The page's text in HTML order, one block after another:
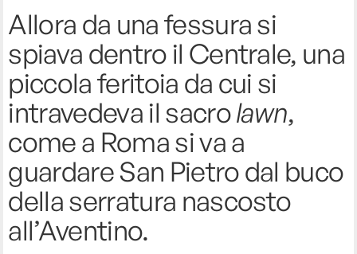
Allora da una fessura si
spiava dentro il Centrale, una
piccola feritoia da cui si
intravedeva il sacrolawn,
come a Roma si va a
guardare San Pietro dal buco
della serratura nascosto
all’Aventino.